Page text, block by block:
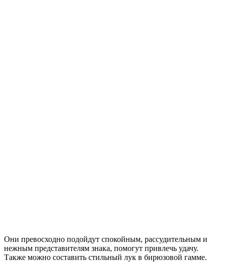
Они превосходно подойдут спокойным, рассудительным и
нежным представителям знака, помогут привлечь удачу.
Также можно составить стильный лук в бирюзовой гамме.